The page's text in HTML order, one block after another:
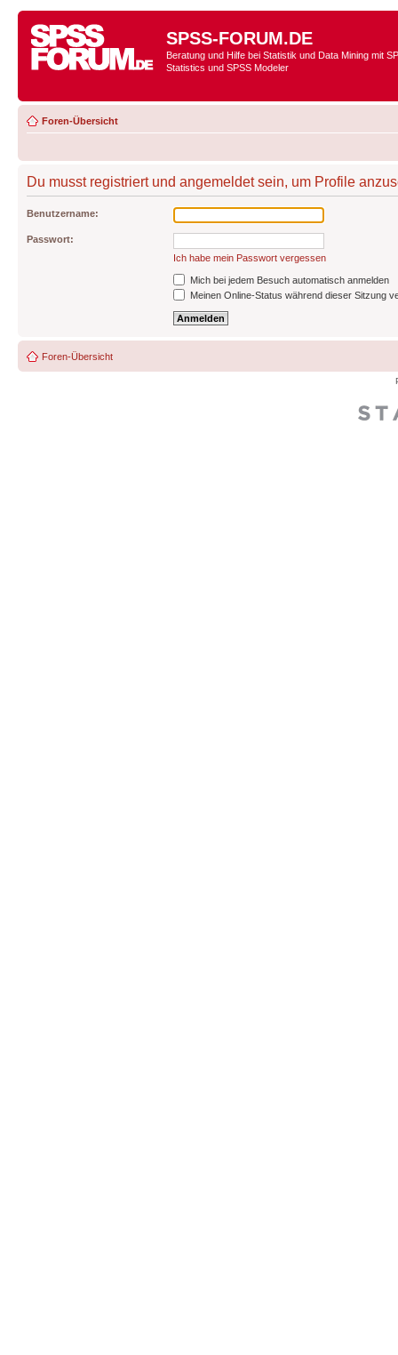
SPSS-FORUM.DE
Beratung und Hilfe bei Statistik und Data Mining mit
Statistics und SPSS Modeler
Foren-Übersicht
Du musst registriert und angemeldet sein, um Profile
Benutzername:
Passwort:
Ich habe mein Passwort vergessen
Mich bei jedem Besuch automatisch anmelden
Meinen Online-Status während dieser Sitzung
Foren-Übersicht